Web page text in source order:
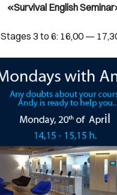
«Survival English
Stages 3 to 6: 16,00 —